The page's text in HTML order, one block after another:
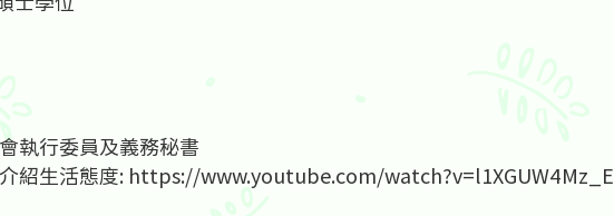
執行委員及義務秘書
紹生活態度: https://www.youtube.com/watch?v=l1XGUW4Mz_E